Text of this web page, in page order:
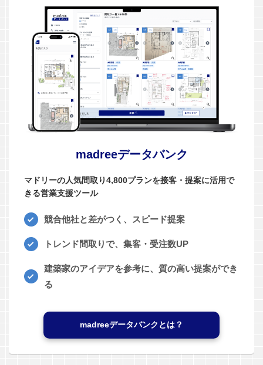
madreeデータバンク
マドリーの人気間取り4,800プランを接客・提案に活用で
きる営業支援ツール
競合他社と差がつく、スピード提案
トレンド間取りで、集客・受注数UP
建築家のアイデアを参考に、質の高い提案ができ
る
madreeデータバンクとは？